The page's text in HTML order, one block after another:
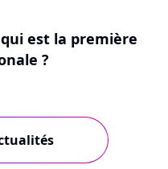
est la première
?